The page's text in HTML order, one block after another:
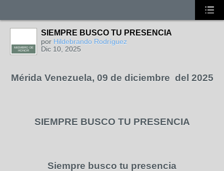
MIEMBRO DE
HONOR
SIEMPRE BUSCO TU PRESENCIA
por Hildebrando Rodríguez
Dic 10, 2025
Mérida Venezuela, 09 de diciembre del 2025
SIEMPRE BUSCO TU PRESENCIA
Siempre busco tu presencia